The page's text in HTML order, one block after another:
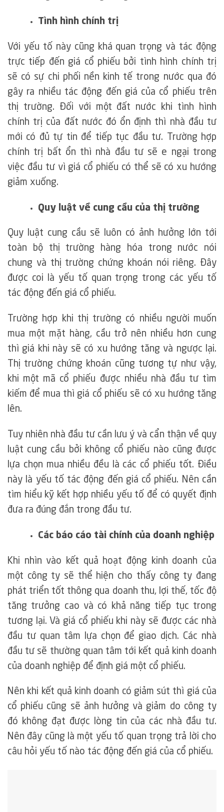
Tình hình chính trị
Với yếu tố này cũng khá quan trọng và tác động
trực tiếp đến giá cổ phiếu bởi tình hình chính trị
sẽ có sự chi phối nền kinh tế trong nước qua đó
gây ra nhiều tác động đến giá của cổ phiếu trên
thị trường. Đối với một đất nước khi tình hình
chính trị của đất nước đó ổn định thì nhà đầu tư
mới có đủ tự tin để tiếp tục đầu tư. Trường hợp
chính trị bất ổn thì nhà đầu tư sẽ e ngại trong
việc đầu tư vì giá cổ phiếu có thể sẽ có xu hướng
giảm xuống.
Quy luật về cung cầu của thị trường
Quy luật cung cầu sẽ luôn có ảnh hưởng lớn tới
toàn bộ thị trường hàng hóa trong nước nói
chung và thị trường chứng khoán nói riêng. Đây
được coi là yếu tố quan trọng trong các yếu tố
tác động đến giá cổ phiếu.
Trường hợp khi thị trường có nhiều người muốn
mua một mặt hàng, cầu trở nên nhiều hơn cung
thì giá khi này sẽ có xu hướng tăng và ngược lại.
Thị trường chứng khoán cũng tương tự như vậy,
khi một mã cổ phiếu được nhiều nhà đầu tư tìm
kiếm để mua thì giá cổ phiếu sẽ có xu hướng tăng
lên.
Tuy nhiên nhà đầu tư cần lưu ý và cẩn thận về quy
luật cung cầu bởi không cổ phiếu nào cũng được
lựa chọn mua nhiều đều là các cổ phiếu tốt. Điều
này là yếu tố tác động đến giá cổ phiếu. Nên cần
tìm hiểu kỹ kết hợp nhiều yếu tố để có quyết định
đưa ra đúng đắn trong đầu tư.
Các báo cáo tài chính của doanh nghiệp
Khi nhìn vào kết quả hoạt động kinh doanh của
một công ty sẽ thể hiện cho thấy công ty đang
phát triển tốt thông qua doanh thu, lợi thế, tốc độ
tăng trưởng cao và có khả năng tiếp tục trong
tương lại. Và giá cổ phiếu khi này sẽ được các nhà
đầu tư quan tâm lựa chọn để giao dịch. Các nhà
đầu tư sẽ thường quan tâm tới kết quả kinh doanh
của doanh nghiệp để định giá một cổ phiếu.
Nên khi kết quả kinh doanh có giảm sút thì giá của
cổ phiếu cũng sẽ ảnh hưởng và giảm do công ty
đó không đạt được lòng tin của các nhà đầu tư.
Nên đây cũng là một yếu tố quan trọng trả lời cho
câu hỏi yếu tố nào tác động đến giá của cổ phiếu.